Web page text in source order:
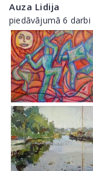
Auza Lidija
piedāvājumā 6 darbi